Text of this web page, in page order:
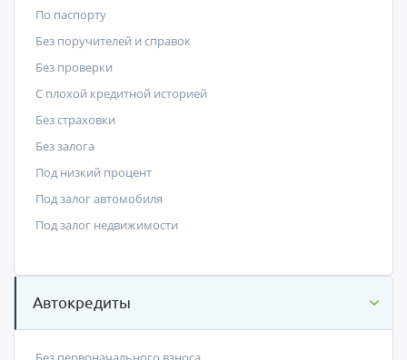
По паспорту
Без поручителей и справок
Без проверки
С плохой кредитной историей
Без страховки
Без залога
Под низкий процент
Под залог автомобиля
Под залог недвижимости
Автокредиты